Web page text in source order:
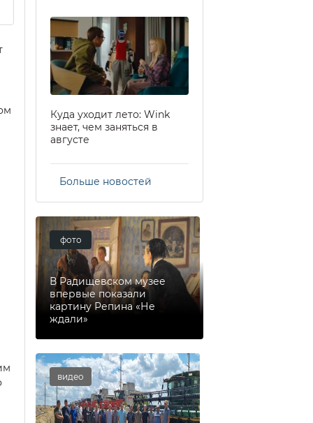
Куда уходит лето: Wink
знает, чем заняться в
августе
Больше новостей
фото
В Радищевском музее
впервые показали
картину Репина «Не
ждали»
видео